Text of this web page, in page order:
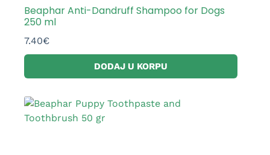
Beaphar Anti-Dandruff Shampoo for Dogs
250 ml
7.40€
DODAJ U KORPU